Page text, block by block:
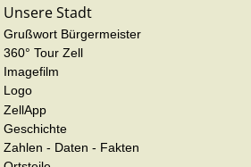
Unsere Stadt
Grußwort Bürgermeister
360° Tour Zell
Imagefilm
Logo
ZellApp
Geschichte
Zahlen - Daten - Fakten